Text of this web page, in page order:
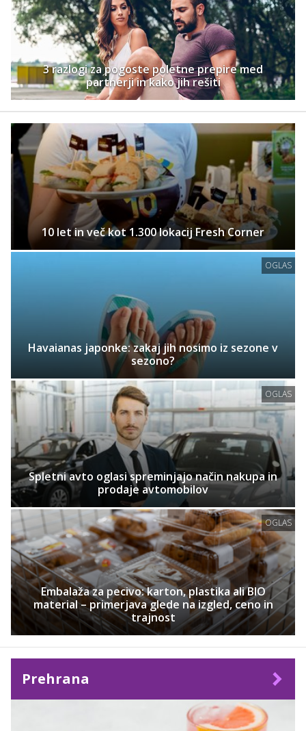
3 razlogi za pogoste poletne prepire med
partnerji in kako jih rešiti
10 let in več kot 1.300 lokacij Fresh Corner
OGLAS
Havaianas japonke: zakaj jih nosimo iz sezone v
sezono?
OGLAS
Spletni avto oglasi spreminjajo način nakupa in
prodaje avtomobilov
OGLAS
Embalaža za pecivo: karton, plastika ali BIO
material – primerjava glede na izgled, ceno in
trajnost
Prehrana